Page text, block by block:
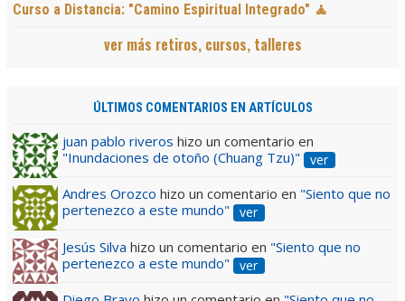
Curso a Distancia: "Camino Espiritual Integrado" 🧘
ver más retiros, cursos, talleres
ÚLTIMOS COMENTARIOS EN ARTÍCULOS
juan pablo riveros hizo un comentario en
"Inundaciones de otoño (Chuang Tzu)"
ver
Andres Orozco hizo un comentario en "Siento que no
pertenezco a este mundo"
ver
Jesús Silva hizo un comentario en "Siento que no
pertenezco a este mundo"
ver